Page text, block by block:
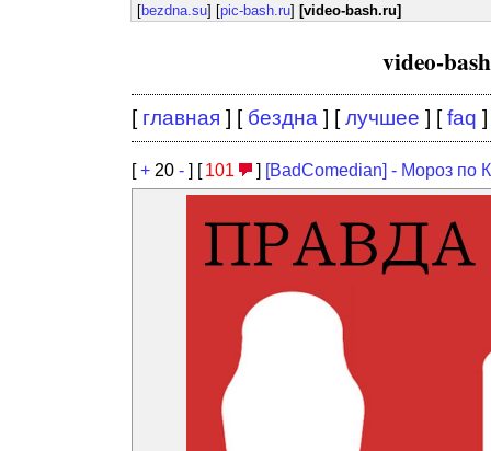
[bezdna.su] [pic-bash.ru] [video-bash.ru]
video-
[ главная ] [ бездна ] [лучшее ] [faq ]
[+ 20 - ] [ 101 ] [BadComedian] - Мороз